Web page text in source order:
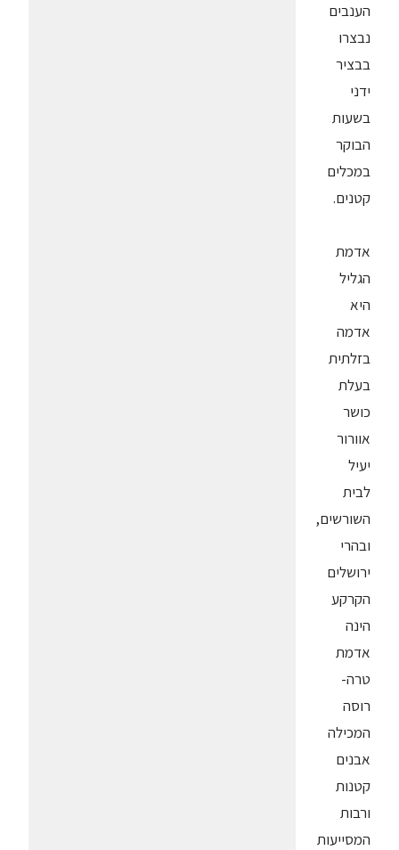
הענבים
נבצרו
בבציר
ידני
בשעות
הבוקר
במכלים
קטנים.
אדמת
הגליל
היא
אדמה
בזלתית
בעלת
כושר
אוורור
יעיל
לבית
השורשים,
ובהרי
ירושלים
הקרקע
הינה
אדמת
טרה-
רוסה
המכילה
אבנים
קטנות
ורבות
המסייעות